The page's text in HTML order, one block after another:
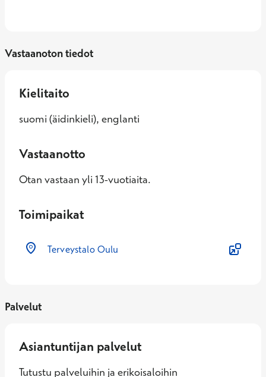
Vastaanoton tiedot
Kielitaito
suomi (äidinkieli), englanti
Vastaanotto
Otan vastaan yli 13-vuotiaita.
Toimipaikat
Terveystalo Oulu
Palvelut
Asiantuntijan palvelut
Tutustu palveluihin ja erikoisaloihin